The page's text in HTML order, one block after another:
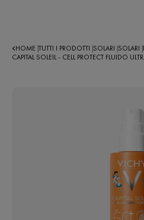
HOME TUTTI I PRODOTTI SOLARI SOLARI
CAPITAL SOLEIL - CELL PROTECT FLUIDO